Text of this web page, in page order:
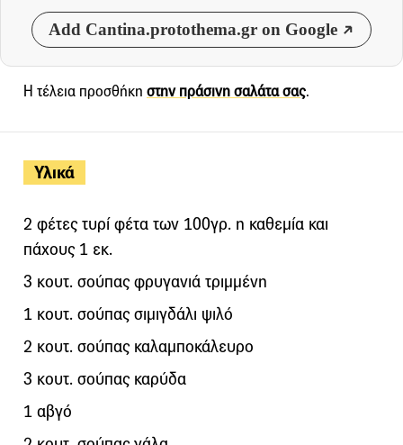
Add Cantina.protothema.gr on Google
Υλικά
2 φέτες τυρί φέτα των 100γρ. η καθεμία και
πάχους 1 εκ.
3 κουτ. σούπας φρυγανιά τριμμένη
1 κουτ. σούπας σιμιγδάλι ψιλό
2 κουτ. σούπας καλαμποκάλευρο
3 κουτ. σούπας καρύδα
1 αβγό
Η τέλεια προσθήκη στην πράσινη σαλάτα σας.